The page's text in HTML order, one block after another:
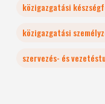
közigazgatási
közigazgatási
szervezés- és